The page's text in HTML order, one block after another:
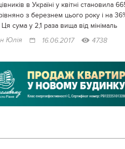
в Україні у квітні становила
з березнем цього року і на
сума у 2,1 раза вища від мінімаль
Юлія 16.06.2017 4738